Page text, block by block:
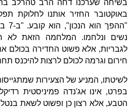
באוקטובר החזיר אותנו לחלוקת
נשים ונלחמו. המלחמה הזאת לא
לגבריות, אלא פשוט החדירה בכולם
חירום וגרמה לכולם לרצות להיכנס
לשיטתו, המניע של הצעירות
בפרט, אינו אג'נדה פמיניסטית
הטבע, אלא רצון כן ופשוט לשאת